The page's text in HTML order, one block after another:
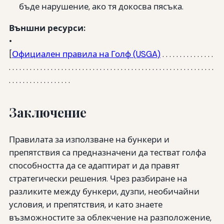
бъде нарушение, ако тя докосва пясъка.
Външни ресурси:
•
[Официален правила на Голф (USGA). . . . . . . . . . . . . . .
. . . . . . . . . . . . . . . . . . . . . . . . . . . . . . . . . . . . . . . . . . . . . . . . . . . . . . . . . . .
. . . . . . . . . . . . . . . . . .
Заключение
Правилата за използване на бункери и
препятствия са предназначени да тестват голфа
способността да се адаптират и да правят
стратегически решения. Чрез разбиране на
разликите между бункери, дузпи, необичайни
условия, и препятствия, и като знаете
възможностите за облекчение на разположение,